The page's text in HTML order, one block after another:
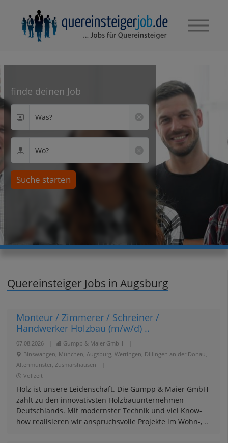
finde deinen Job
Was?
Wo?
Suche starten
Quereinsteiger Jobs in Augsburg
Monteur / Zimmerer / Schreiner /
Handwerker Holzbau (m/w/d) ..
07.08.2026 Gumpp & Maier GmbH
Binswangen, München, Augsburg, Wertingen, Dillingen an der Donau,
Altenmünster, Zusmarshausen
Vollzeit
Holz ist unsere Leidenschaft. Die Gumpp & Maier GmbH
zählt zu den innovativsten Holzbauunternehmen
Deutschlands. Mit modernster Technik und viel Know-
how realisieren wir anspruchsvolle Projekte im Wohn-, ..